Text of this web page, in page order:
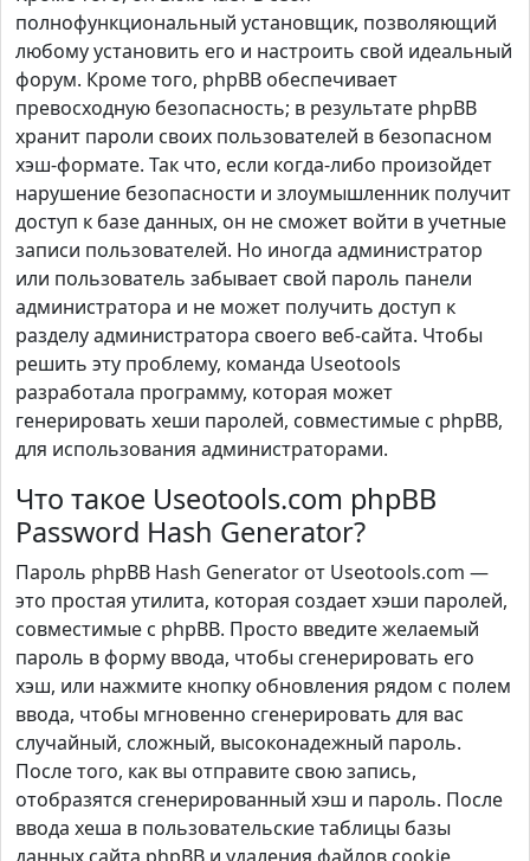
полнофункциональный установщик, позволяющий
любому установить его и настроить свой идеальный
форум. Кроме того, phpBB обеспечивает
превосходную безопасность; в результате phpBB
хранит пароли своих пользователей в безопасном
хэш-формате. Так что, если когда-либо произойдет
нарушение безопасности и злоумышленник получит
доступ к базе данных, он не сможет войти в учетные
записи пользователей. Но иногда администратор
или пользователь забывает свой пароль панели
администратора и не может получить доступ к
разделу администратора своего веб-сайта. Чтобы
решить эту проблему, команда Useotools
разработала программу, которая может
генерировать хеши паролей, совместимые с phpBB,
для использования администраторами.
Что такое Useotools.com phpBB
Password Hash Generator?
Пароль phpBB Hash Generator от Useotools.com —
это простая утилита, которая создает хэши паролей,
совместимые с phpBB. Просто введите желаемый
пароль в форму ввода, чтобы сгенерировать его
хэш, или нажмите кнопку обновления рядом с полем
ввода, чтобы мгновенно сгенерировать для вас
случайный, сложный, высоконадежный пароль.
После того, как вы отправите свою запись,
отобразятся сгенерированный хэш и пароль. После
ввода хеша в пользовательские таблицы базы